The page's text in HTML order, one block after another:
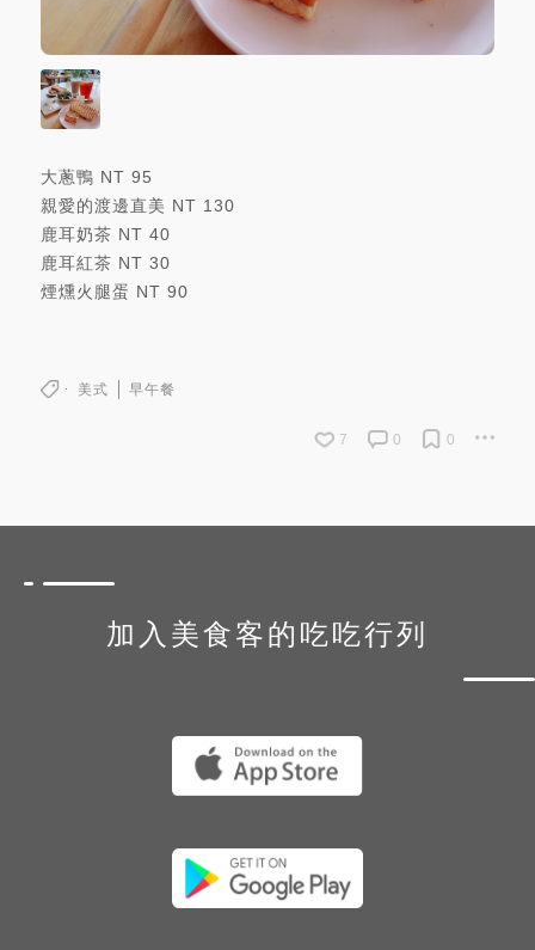
大蔥鴨 NT 95
親愛的渡邊直美 NT 130
鹿耳奶茶 NT 40
鹿耳紅茶 NT 30
煙燻火腿蛋 NT 90
美式 早午餐
7 0 0
加入美食客的吃吃行列